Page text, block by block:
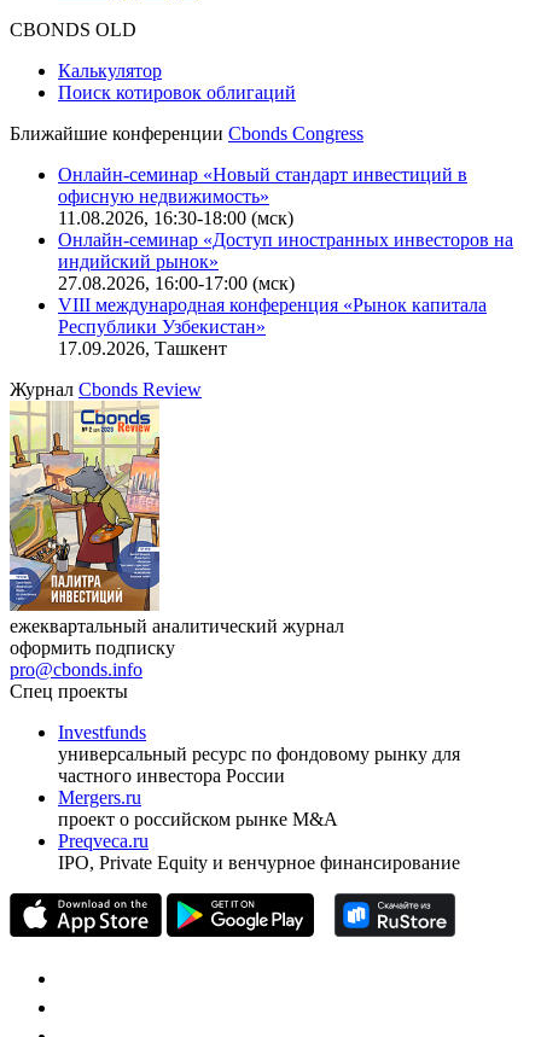
CBONDS OLD
Калькулятор
Поиск котировок облигаций
Ближайшие конференции Cbonds Congress
Онлайн-семинар «Новый стандарт инвестиций в
офисную недвижимость»
11.08.2026, 16:30-18:00 (мск)
Онлайн-семинар «Доступ иностранных инвесторов на
индийский рынок»
27.08.2026, 16:00-17:00 (мск)
VIII международная конференция «Рынок капитала
Республики Узбекистан»
17.09.2026, Ташкент
Журнал Cbonds Review
ежеквартальный аналитический журнал
оформить подписку
pro@cbonds.info
Спец проекты
Investfunds
универсальный ресурс по фондовому рынку для
частного инвестора России
Mergers.ru
проект о российском рынке M&A
Preqveca.ru
IPO, Private Equity и венчурное финансирование